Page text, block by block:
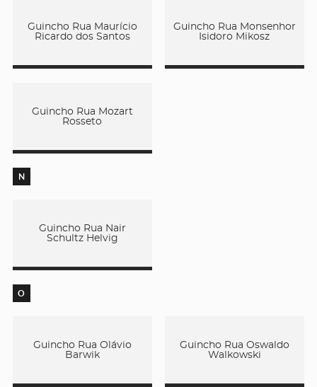
Guincho Rua Maurício
Ricardo dos Santos
Guincho Rua Monsenhor
Isidoro Mikosz
Guincho Rua Mozart
Rosseto
N
Guincho Rua Nair
Schultz Helvig
O
Guincho Rua Olávio
Barwik
Guincho Rua Oswaldo
Walkowski